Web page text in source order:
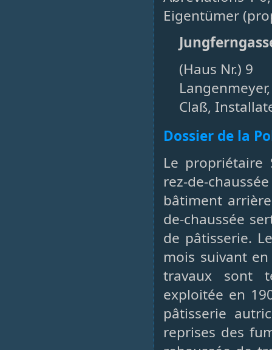
Eigentümer
(Haus Nr.) 9
Claß,
Dossier de la
Le propriétaire
rez-de-
bâtiment
de-chaussée
de pâtisserie.
mois suivant
travaux sont
exploitée en
pâtisserie
reprises des